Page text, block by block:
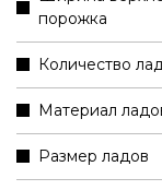
порожка
Количество
Материал
Размер ладов